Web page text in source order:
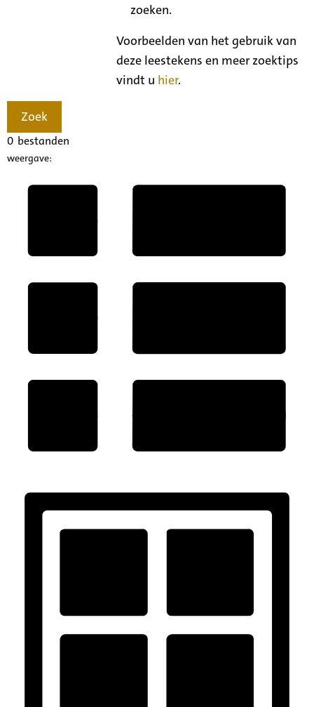
zoeken.
Voorbeelden van het gebruik van
deze leestekens en meer zoektips
vindt u hier.
Zoek
0 bestanden
weergave: